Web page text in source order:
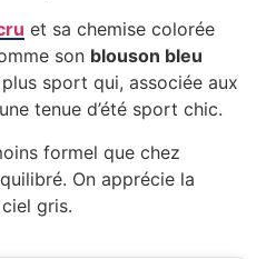
et sa chemise colorée
son blouson bleu
sport qui, associée aux
tenue d’été sport chic.
formel que chez
On apprécie la
gris.